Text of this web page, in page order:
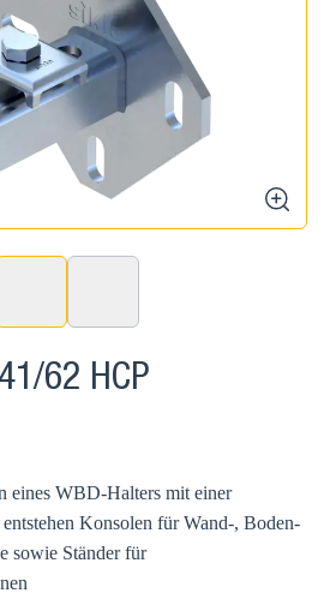
zoom
62 HCP
eines WBD-Halters mit einer
Konsolen für Wand-, Boden-
sowie Ständer für